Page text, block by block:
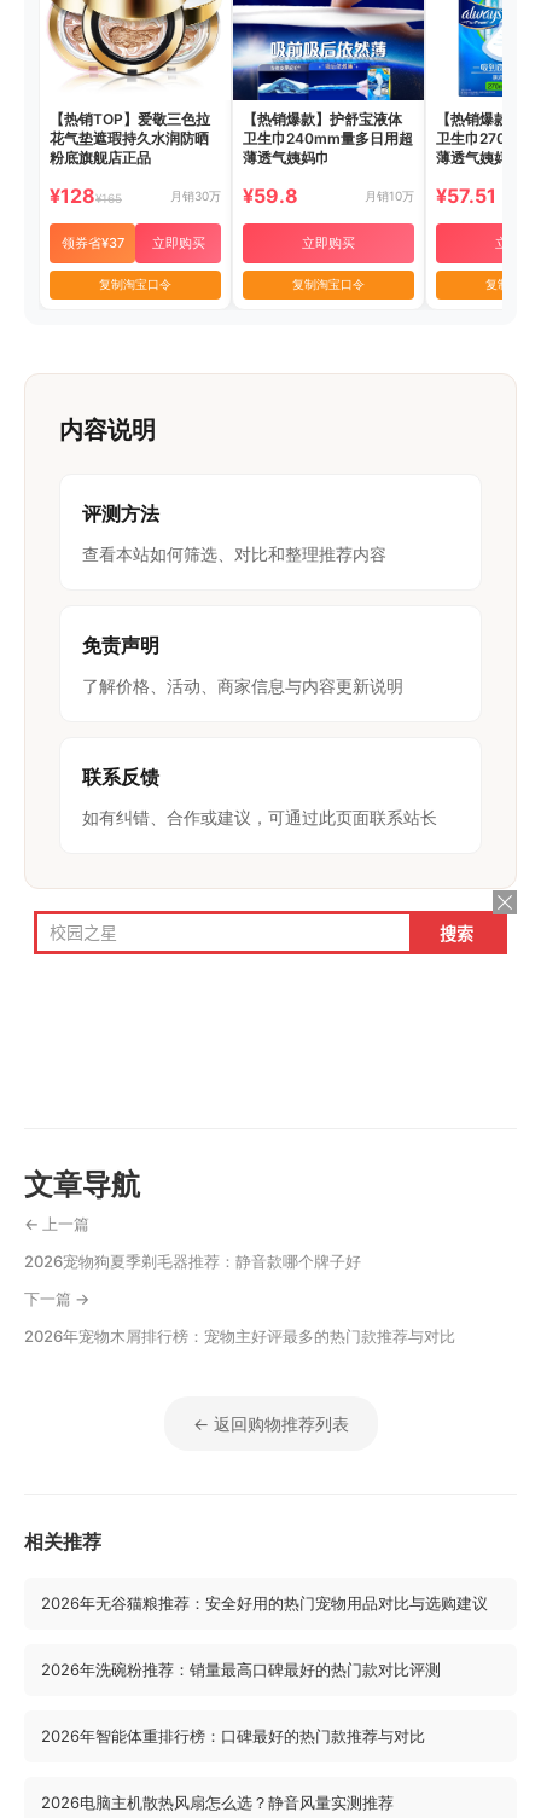
【热销TOP】爱敬三色拉
花气垫遮瑕持久水润防晒
粉底旗舰店正品
¥128¥165 月销30万
领券省¥37 立即购买
复制淘宝口令
【热销爆款】护舒宝液体
卫生巾240mm量多日用超
薄透气姨妈巾
¥59.8 月销10万
立即购买
复制淘宝口令
【热销爆款】
卫生巾270mm
薄透气姨妈巾
¥57.51
立即购
复制淘宝
内容说明
评测方法
查看本站如何筛选、对比和整理推荐内容
免责声明
了解价格、活动、商家信息与内容更新说明
联系反馈
如有纠错、合作或建议，可通过此页面联系站长
文章导航
← 上一篇
2026宠物狗夏季剃毛器推荐：静音款哪个牌子好
下一篇 →
2026年宠物木屑排行榜：宠物主好评最多的热门款推荐与对比
← 返回购物推荐列表
相关推荐
2026年无谷猫粮推荐：安全好用的热门宠物用品对比与选购建议
2026年洗碗粉推荐：销量最高口碑最好的热门款对比评测
2026年智能体重排行榜：口碑最好的热门款推荐与对比
2026电脑主机散热风扇怎么选？静音风量实测推荐